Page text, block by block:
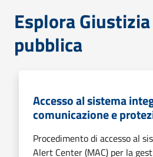
Esplora
pubblica
Accesso al sistema
comunicazione e
Procedimento di accesso al
Alert Center (MAC) per la